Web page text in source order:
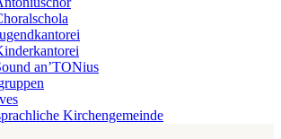
an’TONius
Kirchengemeinde